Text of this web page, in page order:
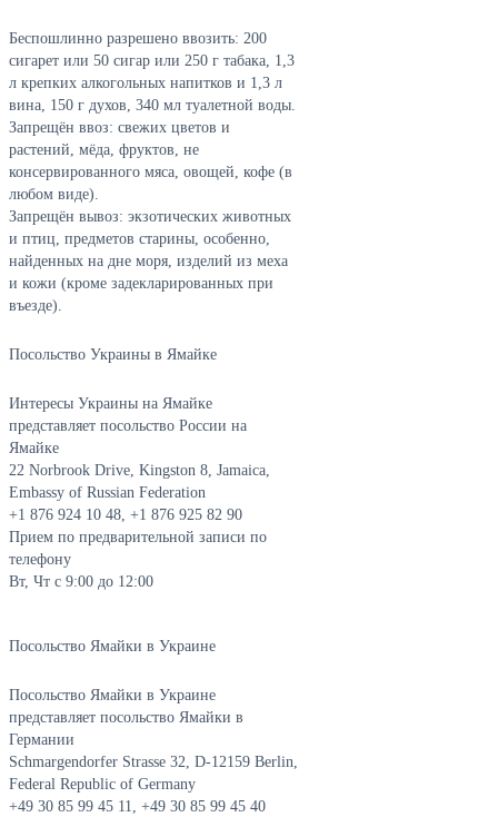
Беспошлинно разрешено ввозить: 200
сигарет или 50 сигар или 250 г табака, 1,3
л крепких алкогольных напитков и 1,3 л
вина, 150 г духов, 340 мл туалетной воды.
Запрещён ввоз: свежих цветов и
растений, мёда, фруктов, не
консервированного мяса, овощей, кофе (в
любом виде).
Запрещён вывоз: экзотических животных
и птиц, предметов старины, особенно,
найденных на дне моря, изделий из меха
и кожи (кроме задекларированных при
въезде).
Посольство Украины в Ямайке
Интересы Украины на Ямайке
представляет посольство России на
Ямайке
22 Norbrook Drive, Kingston 8, Jamaica,
Embassy of Russian Federation
+1 876 924 10 48, +1 876 925 82 90
Прием по предварительной записи по
телефону
Вт, Чт с 9:00 до 12:00
Посольство Ямайки в Украине
Посольство Ямайки в Украине
представляет посольство Ямайки в
Германии
Schmargendorfer Strasse 32, D-12159 Berlin,
Federal Republic of Germany
+49 30 85 99 45 11, +49 30 85 99 45 40